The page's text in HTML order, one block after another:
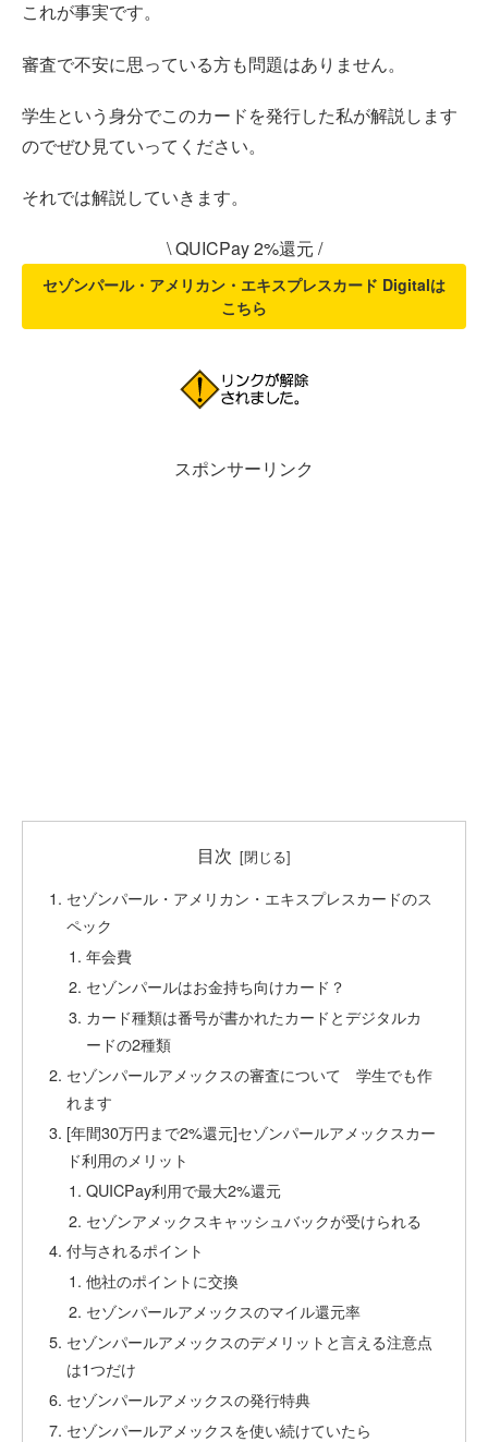
これが事実です。
審査で不安に思っている方も問題はありません。
学生という身分でこのカードを発行した私が解説します
のでぜひ見ていってください。
それでは解説していきます。
\ QUICPay 2%還元 /
セゾンパール・アメリカン・エキスプレスカード Digitalは
こちら
スポンサーリンク
目次
セゾンパール・アメリカン・エキスプレスカードのス
ペック
年会費
セゾンパールはお金持ち向けカード？
カード種類は番号が書かれたカードとデジタルカ
ードの2種類
セゾンパールアメックスの審査について 学生でも作
れます
[年間30万円まで2%還元]セゾンパールアメックスカー
ド利用のメリット
QUICPay利用で最大2%還元
セゾンアメックスキャッシュバックが受けられる
付与されるポイント
他社のポイントに交換
セゾンパールアメックスのマイル還元率
セゾンパールアメックスのデメリットと言える注意点
は1つだけ
セゾンパールアメックスの発行特典
セゾンパールアメックスを使い続けていたら